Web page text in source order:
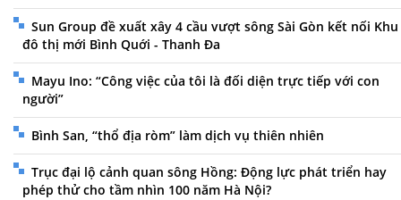
Sun Group đề xuất xây 4 cầu vượt sông Sài Gòn kết nối Khu
đô thị mới Bình Quới - Thanh Đa
Mayu Ino: “Công việc của tôi là đối diện trực tiếp với con
người”
Bình San, “thổ địa ròm” làm dịch vụ thiên nhiên
Trục đại lộ cảnh quan sông Hồng: Động lực phát triển hay
phép thử cho tầm nhìn 100 năm Hà Nội?